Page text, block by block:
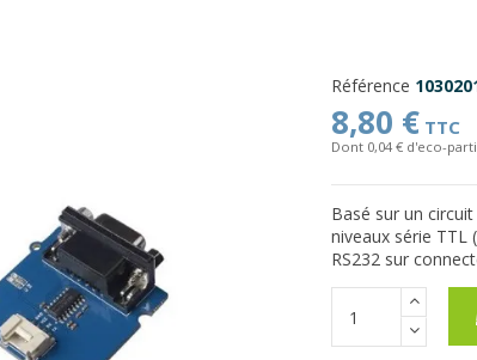
Référence
8,80 € TTC
Dont 0,04 € d'eco-
Basé sur un
niveaux série TTL
RS232 sur